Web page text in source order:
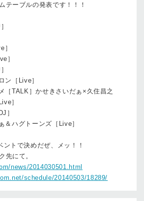
テーブルの発表です！！！
］
］
ン［Live］
［TALK］かせきさいだぁ×久住昌之
］
］
＆ハグトーンズ［Live］
トで決めだぜ、メッ！！
先にて。
news/2014030501.html
schedule/20140503/18289/